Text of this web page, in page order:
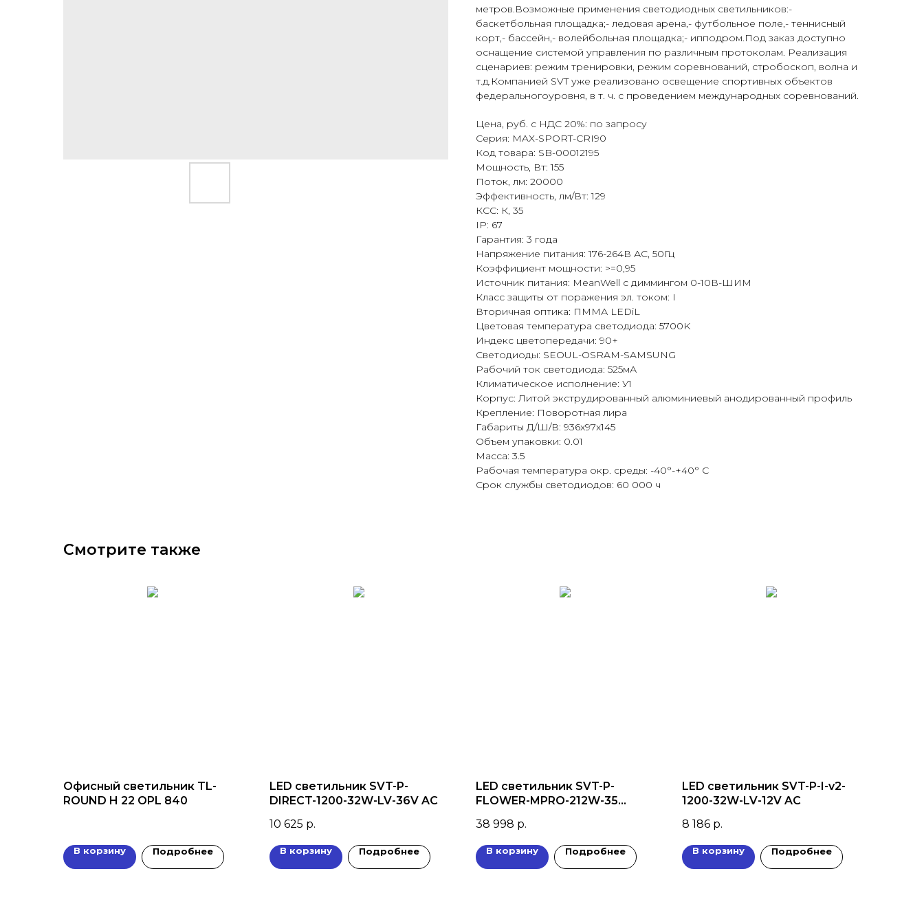
метров.Возможные применения светодиодных светильников:-
баскетбольная площадка;- ледовая арена,- футбольное поле,- теннисный
корт,- бассейн,- волейбольная площадка;- ипподром.Под заказ доступно
оснащение системой управления по различным протоколам. Реализация
сценариев: режим тренировки, режим соревнований, стробоскоп, волна и
т.д.Компанией SVT уже реализовано освещение спортивных объектов
федеральногоуровня, в т. ч. с проведением международных соревнований.
Цена, руб. с НДС 20%: по запросу
Серия: MAX-SPORT-CRI90
Код товара: SB-00012195
Мощность, Вт: 155
Поток, лм: 20000
Эффективность, лм/Вт: 129
КСС: К, 35
IP: 67
Гарантия: 3 года
Напряжение питания: 176-264В АС, 50Гц
Коэффициент мощности: >=0,95
Источник питания: MeanWell с диммингом 0-10В-ШИМ
Класс защиты от поражения эл. током: I
Вторичная оптика: ПММА LEDiL
Цветовая температура светодиода: 5700K
Индекс цветопередачи: 90+
Светодиоды: SEOUL-OSRAM-SAMSUNG
Рабочий ток светодиода: 525мА
Климатическое исполнение: У1
Корпус: Литой экструдированный алюминиевый анодированный профиль
Крепление: Поворотная лира
Габариты Д/Ш/В: 936x97x145
Объем упаковки: 0.01
Масса: 3.5
Рабочая температура окр. среды: -40°-+40° С
Срок службы светодиодов: 60 000 ч
Смотрите также
Офисный светильник TL-
ROUND H 22 OPL 840
В корзину Подробнее
LED светильник SVT-P-
DIRECT-1200-32W-LV-36V AC
10 625 р.
В корзину Подробнее
LED светильник SVT-P-
FLOWER-MPRO-212W-35
38 998 р.
В корзину Подробнее
LED светильник SVT-P-I-v2-
1200-32W-LV-12V AC
8 186 р.
В корзину Подробнее